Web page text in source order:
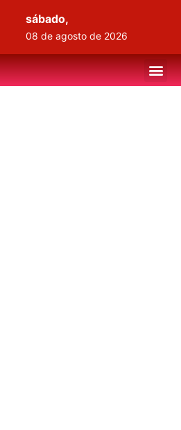
sábado,
08 de agosto de 2026